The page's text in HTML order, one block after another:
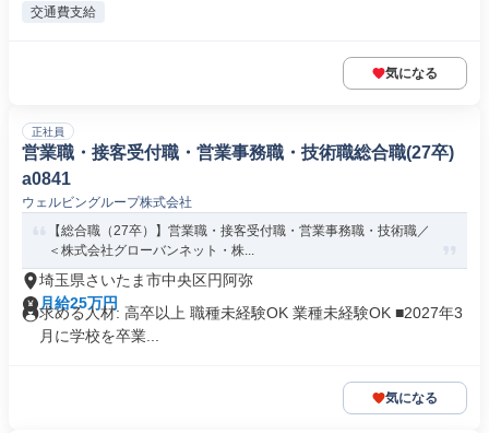
交通費支給
気になる
正社員
営業職・接客受付職・営業事務職・技術職総合職(27卒)
a0841
ウェルビングループ株式会社
【総合職（27卒）】営業職・接客受付職・営業事務職・技術職／
＜株式会社グローバンネット・株...
埼玉県さいたま市中央区円阿弥
月給25万円
求める人材: 高卒以上 職種未経験OK 業種未経験OK ■2027年3
月に学校を卒業...
気になる